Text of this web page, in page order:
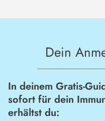
Dein
In deinem Gratis-
sofort für dein
erhältst du: